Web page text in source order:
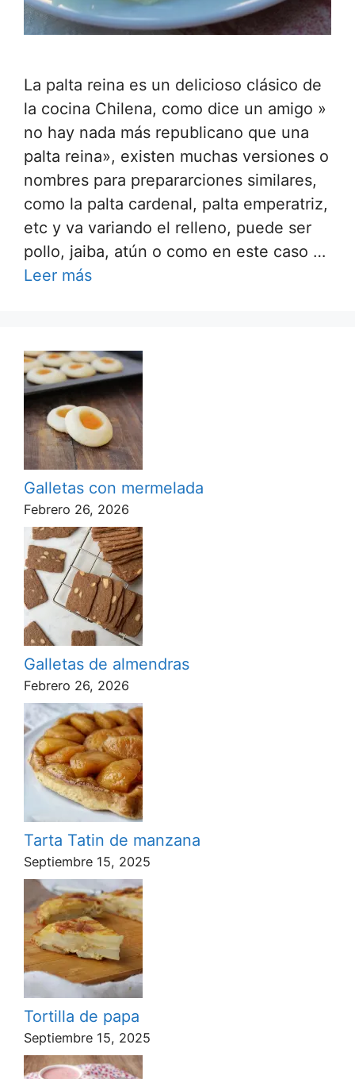
La palta reina es un delicioso clásico de
la cocina Chilena, como dice un amigo »
no hay nada más republicano que una
palta reina», existen muchas versiones o
nombres para prepararciones similares,
como la palta cardenal, palta emperatriz,
etc y va variando el relleno, puede ser
pollo, jaiba, atún o como en este caso …
Leer más
Galletas con mermelada
Febrero 26, 2026
Galletas de almendras
Febrero 26, 2026
Tarta Tatin de manzana
Septiembre 15, 2025
Tortilla de papa
Septiembre 15, 2025